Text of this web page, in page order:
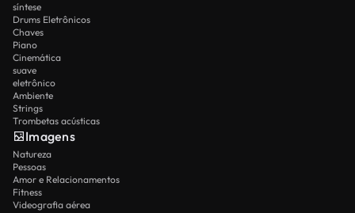
síntese
Drums Eletrônicos
Chaves
Piano
Cinemática
suave
eletrônico
Ambiente
Strings
Trombetas acústicas
Imagens
Natureza
Pessoas
Amor e Relacionamentos
Fitness
Videografia aérea